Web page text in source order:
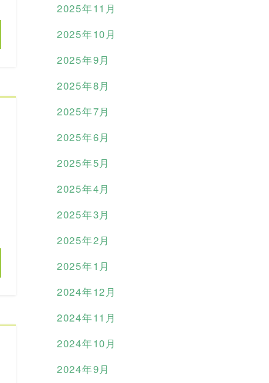
2025年11月
2025年10月
2025年9月
2025年8月
2025年7月
2025年6月
2025年5月
2025年4月
2025年3月
2025年2月
2025年1月
2024年12月
2024年11月
2024年10月
2024年9月